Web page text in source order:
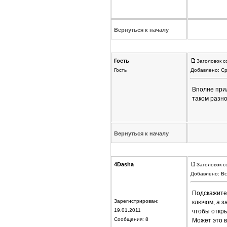
Вернуться к началу
Гость
Гость
Заголовок
Добавлено:
Вполне
таком
Вернуться к началу
4Dasha
Зарегистрирован:
19.01.2011
Сообщения: 8
Заголовок
Добавлено:
ключом, а
чтобы
Может это